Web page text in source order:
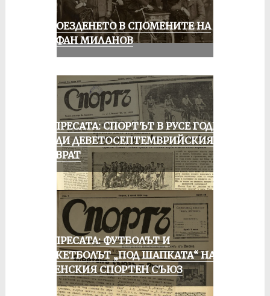
КОЛОЕЗДЕНЕТО В СПОМЕНИТЕ НА
СТЕФАН МИЛАНОВ
ОТ ПРЕСАТА: СПОРТЪТ В РУСЕ ГОДИНА
ПРЕДИ ДЕВЕТОСЕПТЕМВРИЙСКИЯ
ПРЕВРАТ
ОТ ПРЕСАТА: ФУТБОЛЪТ И
БАСКЕТБОЛЪТ „ПОД ШАПКАТА“ НА
РУСЕНСКИЯ СПОРТЕН СЪЮЗ